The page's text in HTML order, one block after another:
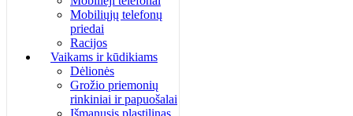
Mobiliųjų telefonų
priedai
Racijos
Vaikams ir kūdikiams
Dėlionės
Grožio priemonių
rinkiniai ir papuošalai
Išmanusis plastilinas